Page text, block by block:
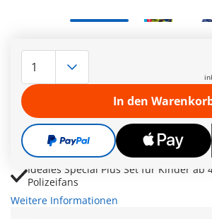
Treuer Hund nimmt am Tuch die
versteckte Beute
Mit Leine, Beutel, Handschuhen und
abwechslungsreiche Polizeieinsätze
Abnehmbare Handschuhaufsätze
ermöglichen flexible Spielsituationen
Ideales Special Plus Set für Kinder ab
Polizeifans
Weitere Informationen
In den